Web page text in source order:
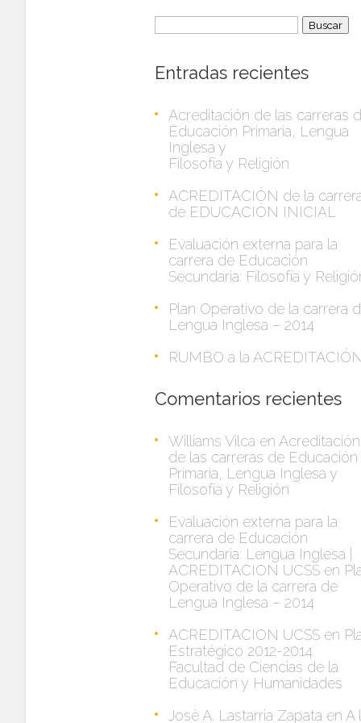
Entradas recientes
Acreditación de las carreras
Educación Primaria, Lengua
Inglesa y
Filosofía y Religión
ACREDITACIÓN de la
de EDUCACIÓN INICIAL
Evaluación externa para la
carrera de Educación
Secundaria: Filosofía y
Plan Operativo de la carrera
Lengua Inglesa – 2014
RUMBO a la ACREDITACIÓN
Comentarios recientes
Williams Vilca en Acreditación
de las carreras de Educación
Primaria, Lengua Inglesa y
Filosofía y Religión
Evaluación externa para la
carrera de Educación
Secundaria: Lengua Inglesa |
ACREDITACION UCSS en
Operativo de la carrera de
Lengua Inglesa – 2014
ACREDITACION UCSS en
Estratégico 2012-2014
Facultad de Ciencias de la
Educación y Humanidades
Josè A. Lastarria Zapata en A